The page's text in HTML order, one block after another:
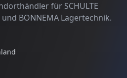
für SCHULTE
BONNEMA Lagertechnik.